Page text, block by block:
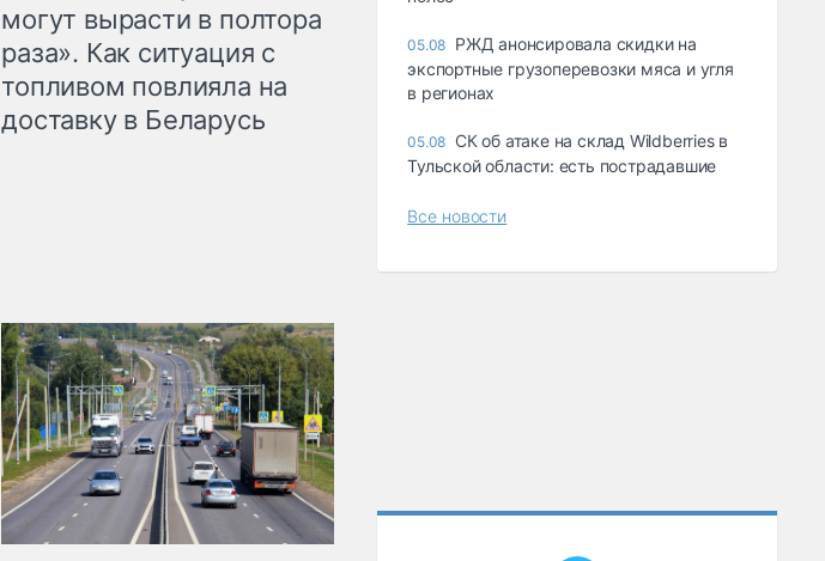
могут вырасти в полтора
раза». Как ситуация с
топливом повлияла на
доставку в Беларусь
05.08 РЖД анонсировала скидки на
экспортные грузоперевозки мяса и угля
в регионах
05.08 СК об атаке на склад Wildberries в
Тульской области: есть пострадавшие
Все новости